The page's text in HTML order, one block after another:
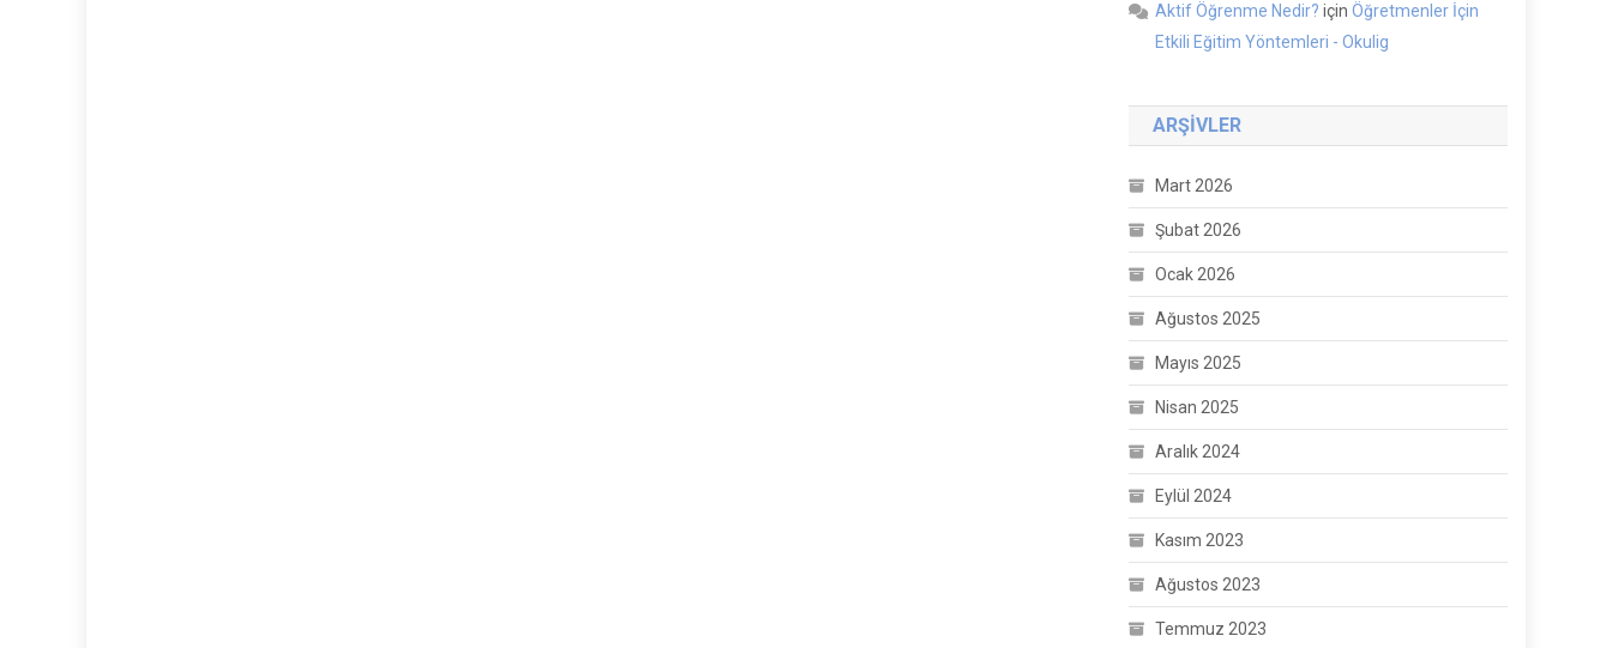
Aktif Öğrenme Nedir? içinÖğretmenler İçin
Etkili Eğitim Yöntemleri - Okulig
ARŞIVLER
Mart 2026
Şubat 2026
Ocak 2026
Ağustos 2025
Mayıs 2025
Nisan 2025
Aralık 2024
Eylül 2024
Kasım 2023
Ağustos 2023
Temmuz 2023